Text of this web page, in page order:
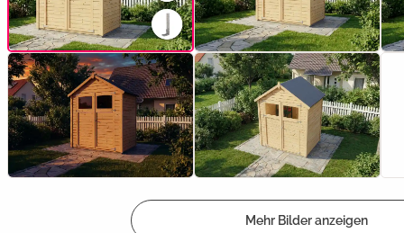
Mehr Bilder anzeigen